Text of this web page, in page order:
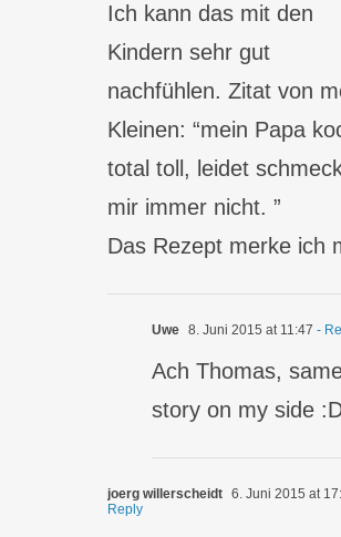
Ich kann das mit den
Kindern sehr gut
nachfühlen. Zitat von
Kleinen: “mein Papa
total toll, leidet
mir immer nicht. ”
Das Rezept merke ich
Uwe 8. Juni 2015 at 11:47 -
Ach Thomas,
story on my side
joerg willerscheidt 6. Juni 2015 at
Reply